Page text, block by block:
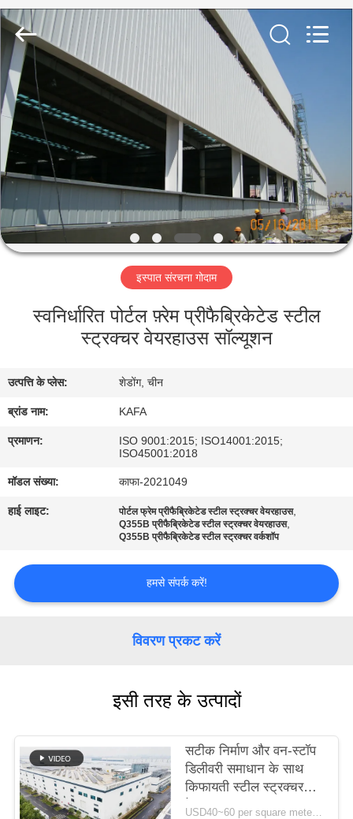
घर
उत्पाद
वीडियो
वीआर
शो
हमारे
कारखाने
का
दौरा
गुणवत्ता
हमसे
मामले
साइटमैप
KaFa
Fabrication
Co.,
Ltd..
Rights
Reserved.
इस्पात संरचना गोदाम
स्वनिर्धारित पोर्टल फ़्रेम प्रीफैब्रिकेटेड स्टील
स्ट्रक्चर वेयरहाउस सॉल्यूशन
उत्पत्ति के प्लेस: शेडोंग, चीन
ब्रांड नाम: KAFA
प्रमाणन:
ISO 9001:2015; ISO14001:2015;
ISO45001:2018
मॉडल संख्या: काफा-2021049
हाई लाइट: पोर्टल फ्रेम प्रीफैब्रिकेटेड स्टील स्ट्रक्चर वेयरहाउस,
Q355B प्रीफैब्रिकेटेड स्टील स्ट्रक्चर वेयरहाउस,
Q355B प्रीफैब्रिकेटेड स्टील स्ट्रक्चर वर्कशॉप
हमसे संपर्क करें!
विवरण प्रकट करें
इसी तरह के उत्पादों
सटीक निर्माण और वन-स्टॉप
डिलीवरी समाधान के साथ
किफायती स्टील स्ट्रक्चर
वेयरहाउस
USD40~60 per square meter MOQ:1000 sqm